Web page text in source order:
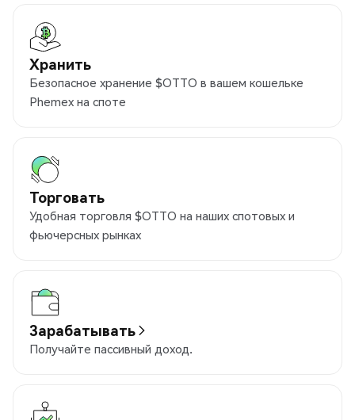
Хранить
Безопасное хранение $OTTO в вашем кошельке
Phemex на споте
Торговать
Удобная торговля $OTTO на наших спотовых и
фьючерсных рынках
Зарабатывать
Получайте пассивный доход.